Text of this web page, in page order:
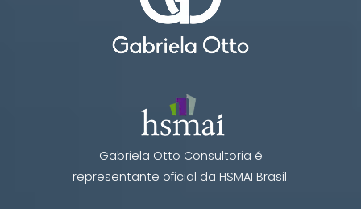
Gabriela Otto Consultoria é
representante oficial da HSMAI Brasil.